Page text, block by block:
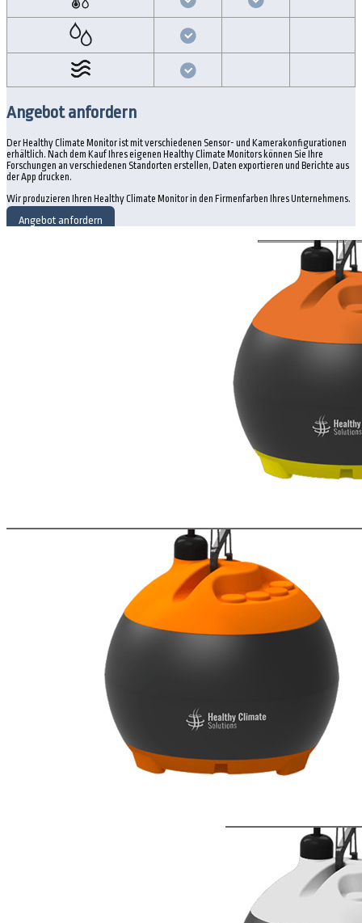
Angebot anfordern
Der Healthy Climate Monitor ist mit verschiedenen Sensor- und Kamerakonfigurationen
erhältlich. Nach dem Kauf Ihres eigenen Healthy Climate Monitors können Sie Ihre
Forschungen an verschiedenen Standorten erstellen, Daten exportieren und Berichte aus
der App drucken.
Wir produzieren Ihren Healthy Climate Monitor in den Firmenfarben Ihres Unternehmens.
Angebot anfordern